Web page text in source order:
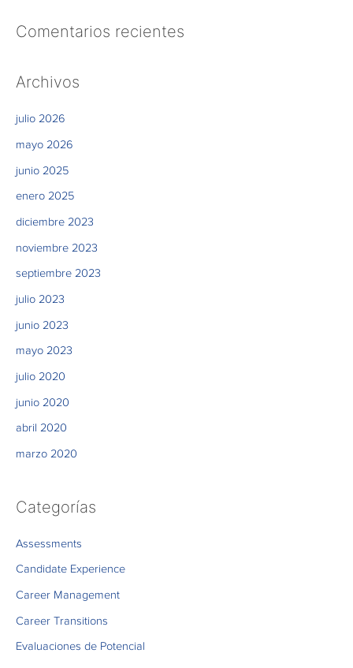
Comentarios recientes
Archivos
julio 2026
mayo 2026
junio 2025
enero 2025
diciembre 2023
noviembre 2023
septiembre 2023
julio 2023
junio 2023
mayo 2023
julio 2020
junio 2020
abril 2020
marzo 2020
Categorías
Assessments
Candidate Experience
Career Management
Career Transitions
Evaluaciones de Potencial